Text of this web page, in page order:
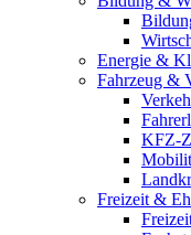
Energie &
Fahrzeug &
KFZ-
Freizeit &